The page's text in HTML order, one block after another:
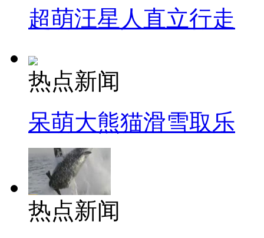
超萌汪星人直立行走
热点新闻
呆萌大熊猫滑雪取乐
热点新闻